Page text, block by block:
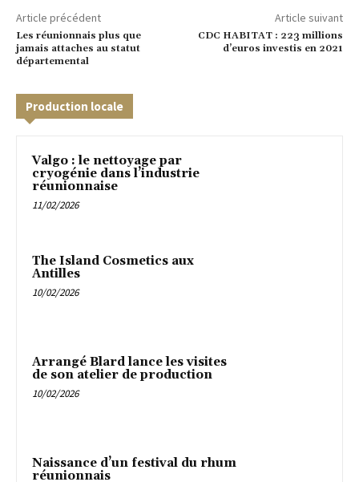
Article précédent
Les réunionnais plus que
jamais attaches au statut
départemental
Article suivant
CDC HABITAT : 223 millions
d’euros investis en 2021
Production locale
Valgo : le nettoyage par
cryogénie dans l’industrie
réunionnaise
11/02/2026
The Island Cosmetics aux
Antilles
10/02/2026
Arrangé Blard lance les visites
de son atelier de production
10/02/2026
Naissance d’un festival du rhum
réunionnais